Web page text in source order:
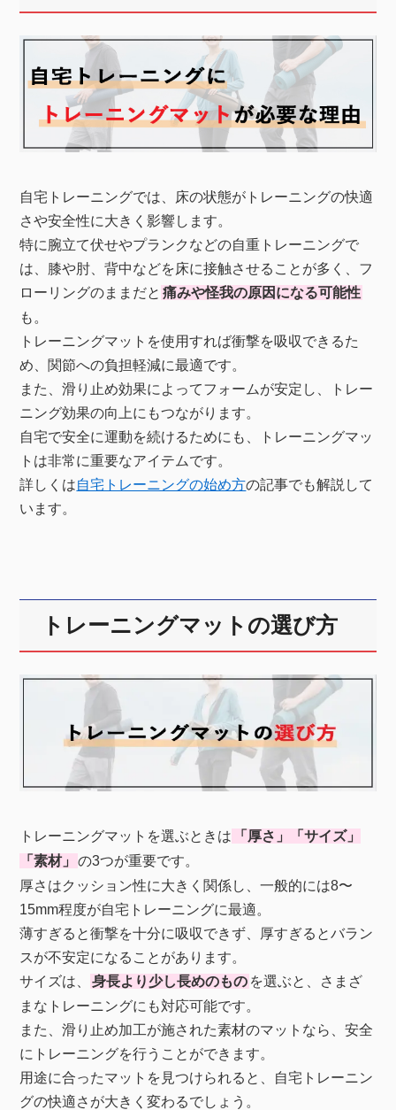
自宅トレーニングでは、床の状態がトレーニングの快適
さや安全性に大きく影響します。
特に腕立て伏せやプランクなどの自重トレーニングで
は、膝や肘、背中などを床に接触させることが多く、フ
ローリングのままだと 痛みや怪我の原因になる可能性
も。
トレーニングマットを使用すれば衝撃を吸収できるた
め、関節への負担軽減に最適です。
また、滑り止め効果によってフォームが安定し、トレー
ニング効果の向上にもつながります。
自宅で安全に運動を続けるためにも、トレーニングマッ
トは非常に重要なアイテムです。
詳しくは自宅トレーニングの始め方の記事でも解説して
います。
トレーニングマットの選び方
トレーニングマットを選ぶときは
「厚さ」「サイズ」
「素材」
の3つが重要です。
厚さはクッション性に大きく関係し、一般的には8〜
15mm程度が自宅トレーニングに最適。
薄すぎると衝撃を十分に吸収できず、厚すぎるとバラン
スが不安定になることがあります。
サイズは、
身長より少し長めのもの を選ぶと、さまざ
まなトレーニングにも対応可能です。
また、滑り止め加工が施された素材のマットなら、安全
にトレーニングを行うことができます。
用途に合ったマットを見つけられると、自宅トレーニン
グの快適さが大きく変わるでしょう。